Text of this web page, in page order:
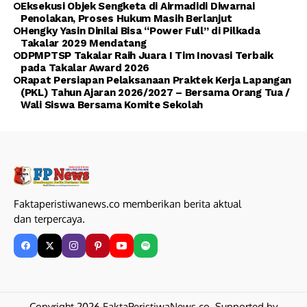
Eksekusi Objek Sengketa di Airmadidi Diwarnai
Penolakan, Proses Hukum Masih Berlanjut
Hengky Yasin Dinilai Bisa “Power Full” di Pilkada
Takalar 2029 Mendatang
DPMPTSP Takalar Raih Juara I Tim Inovasi Terbaik
pada Takalar Award 2026
Rapat Persiapan Pelaksanaan Praktek Kerja Lapangan
(PKL) Tahun Ajaran 2026/2027 – Bersama Orang Tua /
Wali Siswa Bersama Komite Sekolah
Faktaperistiwanews.co memberikan berita aktual
dan terpercaya.